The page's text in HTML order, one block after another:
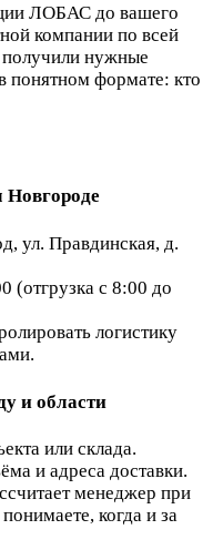
ЛОБАС до вашего
компании по всей
нужные
понятном формате: кто
ул. Правдинская, д.
с 8:00 до
логистику
и области
или склада.
и адреса доставки.
менеджер при
когда и за